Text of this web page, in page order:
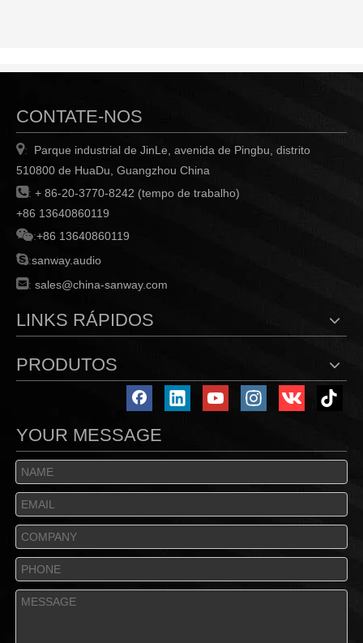
CONTATE-NOS
:
Parque industrial de JinLe, avenida de Pingbu, distrito
510800 de HuaDu, Guangzhou China
: + 86-20-3770-8242 (tempo de trabalho)
+86 13640860119
:+86 13640860119
:sanway.audio
: sales@china-sanway.com
LINKS RÁPIDOS
PRODUTOS
YOUR MESSAGE